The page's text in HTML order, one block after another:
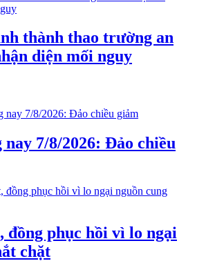
thành thao trường an
diện mối nguy
nay 7/8/2026: Đảo chiều
đồng phục hồi vì lo ngại
chặt